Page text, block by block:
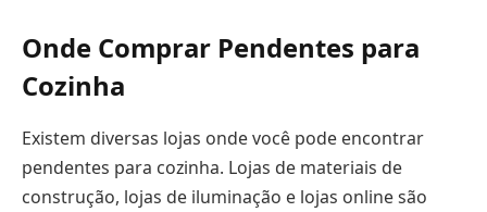
Onde Comprar Pendentes para
Cozinha
Existem diversas lojas onde você pode encontrar
pendentes para cozinha. Lojas de materiais de
construção, lojas de iluminação e lojas online são